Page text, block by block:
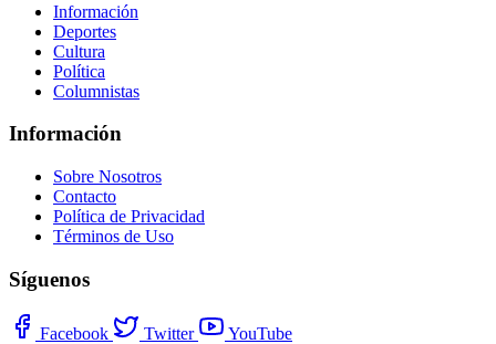
Información
Deportes
Cultura
Política
Columnistas
Información
Sobre Nosotros
Contacto
Política de Privacidad
Términos de Uso
Síguenos
Facebook Twitter
YouTube